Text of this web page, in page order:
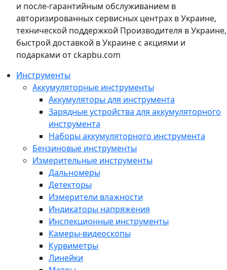
и после-гарантийным обслуживанием в
авторизированных сервисных центрах в Украине,
технической поддержкой Производителя в Украине,
быстрой доставкой в Украине с акциями и
подарками от ckapbu.com
Инструменты
Аккумуляторные инструменты
Аккумуляторы для инструмента
Зарядные устройства для аккумуляторного
инструмента
Наборы аккумуляторного инструмента
Бензиновые инструменты
Измерительные инструменты
Дальномеры
Детекторы
Измерители влажности
Индикаторы напряжения
Инспекционные инструменты
Камеры-видеоскопы
Курвиметры
Линейки